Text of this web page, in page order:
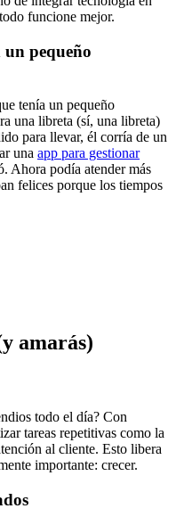
funcione mejor.
pequeño
tenía un pequeño
una libreta (sí, una libreta)
para llevar, él corría de un
una app para gestionar
Ahora podía atender más
felices porque los tiempos
amarás)
todo el día? Con
tareas repetitivas como la
al cliente. Esto libera
importante: crecer.